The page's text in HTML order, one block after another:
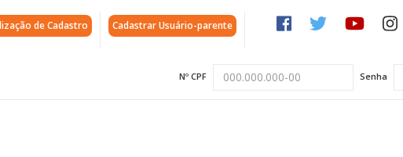
de Cadastro Cadastrar Usuário-parente
Nº CPF Senha